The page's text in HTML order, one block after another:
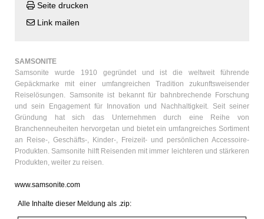
Seite drucken
Link mailen
SAMSONITE
Samsonite wurde 1910 gegründet und ist die weltweit führende
Gepäckmarke mit einer umfangreichen Tradition zukunftsweisender
Reiselösungen. Samsonite ist bekannt für bahnbrechende Forschung
und sein Engagement für Innovation und Nachhaltigkeit. Seit seiner
Gründung hat sich das Unternehmen durch eine Reihe von
Branchenneuheiten hervorgetan und bietet ein umfangreiches Sortiment
an Reise-, Geschäfts-, Kinder-, Freizeit- und persönlichen Accessoire-
Produkten. Samsonite hilft Reisenden mit immer leichteren und stärkeren
Produkten, weiter zu reisen.
www.samsonite.com
Alle Inhalte dieser Meldung als .zip: